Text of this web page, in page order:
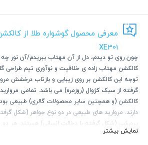
معرفی محصول گوشواره طلا از
XE301
چون روی تو دیدم، دل از آن مهتاب ببریدم/آن نور
کالکشن مهتاب زاده ی خلاقیت و نوآوری تیم طراحی
توجه این کالکشن بر روی زیبایی و بازتاب درخشش
گرفته از سبک کژوال (روزمره) می باشد. تمامی
کالکشن (و همچنین سایر محصولات گالری) طبیعی
دارند. مروارید های طبیعی در دو نوع جواهر (شکل
پرورشی (شکل گرفته با دخالت انسانی) هستند. هر دو
آسیب پذیر می باشند. مروارید های طبیعی دارای عمق
نمایش بیشتر